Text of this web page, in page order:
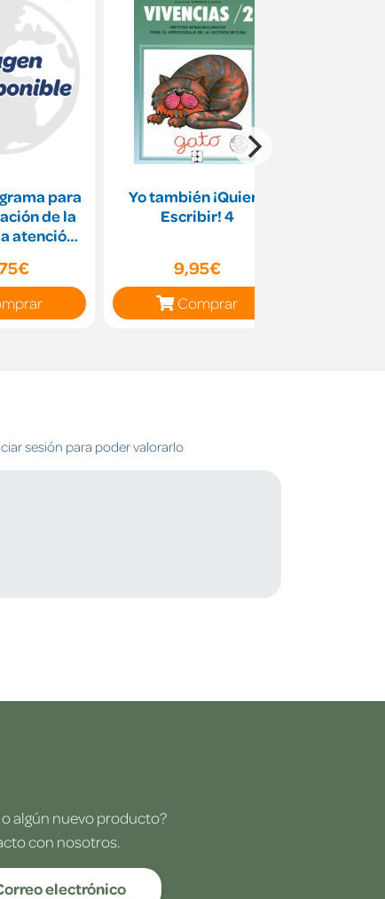
para
de la
atención,
Yo también ¡Quiero
Escribir! 4
9,95€
Comprar
sesión para poder valorarlo
algún nuevo producto?
con nosotros.
electrónico